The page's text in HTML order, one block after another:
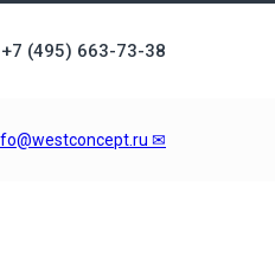
+7 (495) 663-73-38
✉